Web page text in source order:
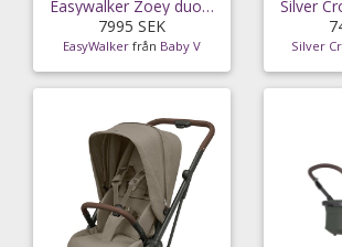
Easywalker Zoey duovagn, almond taupe
7995 SEK
EasyWalker från Baby V Silver